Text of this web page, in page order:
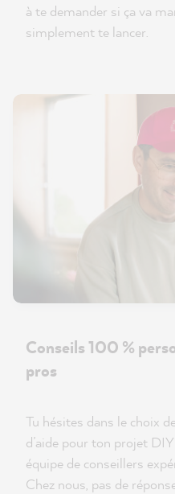
à te demander si ça va
simplement te lancer.
Conseils 100 %
pros
Tu hésites dans le choix
d’aide pour ton projet
équipe de conseillers
Chez nous, pas de